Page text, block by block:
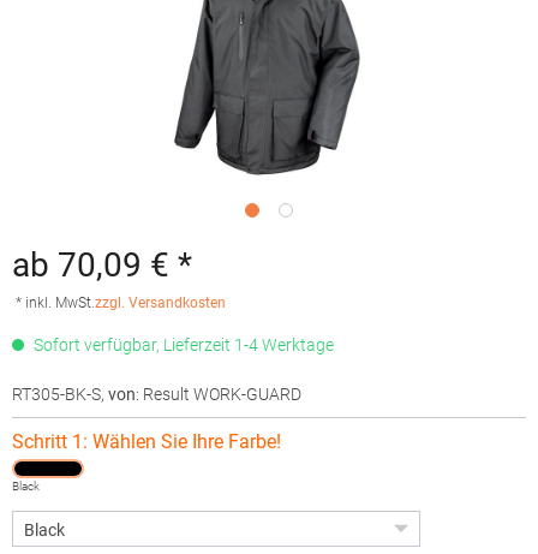
ab 70,09 € *
* inkl. MwSt.zzgl. Versandkosten
Sofort verfügbar, Lieferzeit 1-4 Werktage
RT305-BK-S, von: Result WORK-GUARD
Schritt 1: Wählen Sie Ihre Farbe!
Black